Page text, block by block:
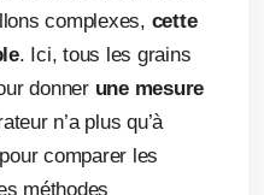
complexes, cette
. Ici, tous les grains
donner une mesure
n’a plus qu’à
comparer les
méthodes